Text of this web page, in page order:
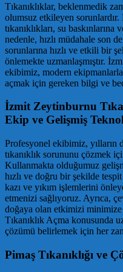
Tıkanıklıklar, beklenmedik
olumsuz etkileyen
tıkanıklıkları, su
nedenle, hızlı müdahale son
sorunlarına hızlı ve etkili bir
önlemekte uzmanlaşmıştır.
ekibimiz, modern ekipmanlarla
açmak için gereken bilgi ve
İzmit Zeytinburnu
Ekip ve Gelişmiş
Profesyonel ekibimiz, yılların
tıkanıklık sorununu çözmek
Kullanmakta olduğumuz
hızlı ve doğru bir şekilde
kazı ve yıkım işlemlerini
etmenizi sağlıyoruz. Ayrıca,
doğaya olan etkimizi
Tıkanıklık Açma konusunda
çözümü belirlemek için her
Pimaş Tıkanıklığı ve